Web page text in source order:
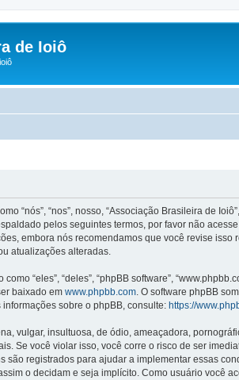
de Ioiô
“nós”, “nos”, nosso, “Associação Brasileira de
pelos seguintes termos, por favor não
embora nós recomendamos que você revise
atualizações alteradas.
“eles”, “deles”, “phpBB software”,
baixado em www.phpbb.com. O software phpBB
sobre o phpBB, consulte: https://
vulgar, insultuosa, de ódio, ameaçadora,
Se você violar isso, você corre o risco de ser
são registrados para ajudar a implementar essas
o decidam e seja implícito. Como usuário você